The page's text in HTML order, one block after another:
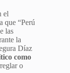
el
que “Perú
las
la
Díaz
como
o